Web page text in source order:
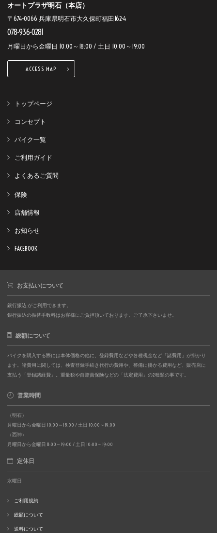
オートプラザ明石（本店）
〒674-0066 兵庫県明石市大久保町福田162-4
078-936-0281
月曜日から金曜日 10:00～18:00 / 土日 10:00～19:00
ACCESS MAP
トップページ
コンセプト
バイク一覧
ご利用ガイド
よくあるご質問
保険
店舗情報
お知らせ
FACEBOOK
お支払いについて
銀行振込 がご利用できます。
銀行振込の振替手数料はお客様にご負担頂いております。ご了承下さいませ。
総額について
バイクを購入する際には本体価格の他に、登録費用などや各種税金など「諸費用」が掛かり
ます。諸費用に関しては、検査登録手続き代行の費用や、整備に掛かる費用など、販売店に
支払う「登録諸経費」。重量税や自賠責保険などの「法定費用」の2種類の事です。
営業時間
（明石）
月曜日から金曜日 10:00～18:00 / 土日 10:00～19:00
（西神）
月曜日から金曜日 11:00～19:00 / 土日 10:00～19:00
定休日
水曜日
ご利用規約
総額について
送料について